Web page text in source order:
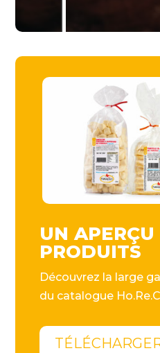
UN APERÇU
PRODUITS
Découvrez la large
du catalogue